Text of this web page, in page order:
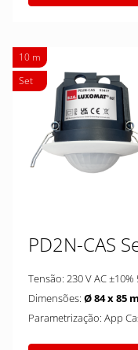
10 m
Set
PD2N-CAS
Tensão: 230 V AC
Dimensões: Ø 84 x 85